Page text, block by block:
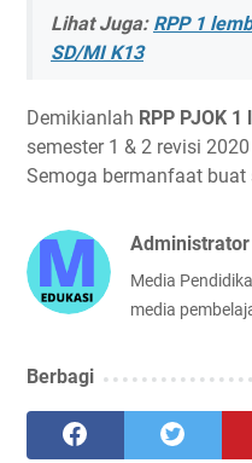
Lihat Juga: RPP 1
SD/MI K13
Demikianlah RPP PJOK
semester 1 & 2 revisi
Semoga bermanfaat buat
Administrator
Media
media
Berbagi